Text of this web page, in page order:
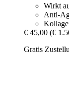
Wirkt
Anti-
€ 45,00 (€
Gratis